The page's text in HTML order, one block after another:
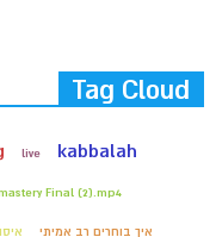
Tag Cloud
kabbalah
live
Final (2).mp4
איך בוחרים רב אמיתי